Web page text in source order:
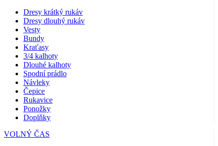
Dresy krátký rukáv
Dresy dlouhý rukáv
Vesty
Bundy
Kraťasy
3/4 kalhoty
Dlouhé kalhoty
Spodní prádlo
Návleky
Čepice
Rukavice
Ponožky
Doplňky
VOLNÝ ČAS